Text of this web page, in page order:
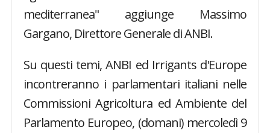
mediterranea" aggiunge Massimo
Gargano, Direttore Generale di ANBI.
Su questi temi, ANBI ed Irrigants d'Europe
incontreranno i parlamentari italiani nelle
Commissioni Agricoltura ed Ambiente del
Parlamento Europeo, (domani) mercoledì 9